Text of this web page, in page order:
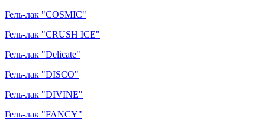
Гель-лак "COSMIC"
Гель-лак "CRUSH ICE"
Гель-лак "Delicate"
Гель-лак "DISCO"
Гель-лак "DIVINE"
Гель-лак "FANCY"